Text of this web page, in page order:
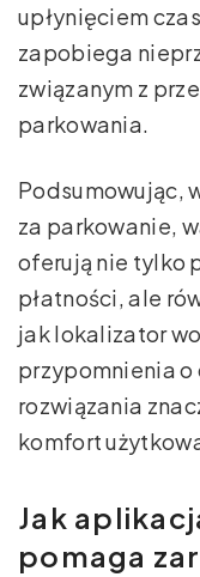
upłynięciem
zapobiega
związanym z
parkowania.
Podsumowując,
za parkowanie,
oferują nie tylko
płatności, ale
jak lokalizator
przypomnienia
rozwiązania
komfort
Jak
pomaga